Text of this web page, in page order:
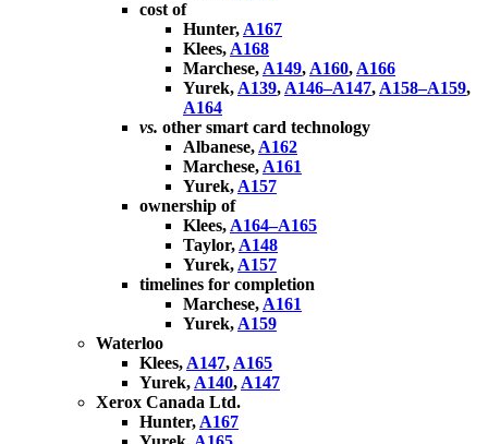
cost of
Hunter, A167
Klees, A168
Marchese, A149, A160, A166
Yurek, A139, A146–A147, A158–A159,
A164
vs. other smart card technology
Albanese, A162
Marchese, A161
Yurek, A157
ownership of
Klees, A164–A165
Taylor, A148
Yurek, A157
timelines for completion
Marchese, A161
Yurek, A159
Waterloo
Klees, A147, A165
Yurek, A140, A147
Xerox Canada Ltd.
Hunter, A167